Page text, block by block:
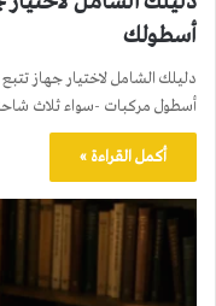
أسطولك
دليلك الشامل لاختيار جهاز تتبع
أسطول مركبات -سواء ثلاث
أكمل القراءة »